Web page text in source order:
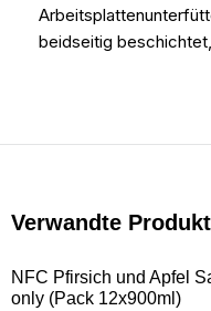
beidseitig
Verwandte
NFC Pfirsich und Apfel
only (Pack 12x900ml)